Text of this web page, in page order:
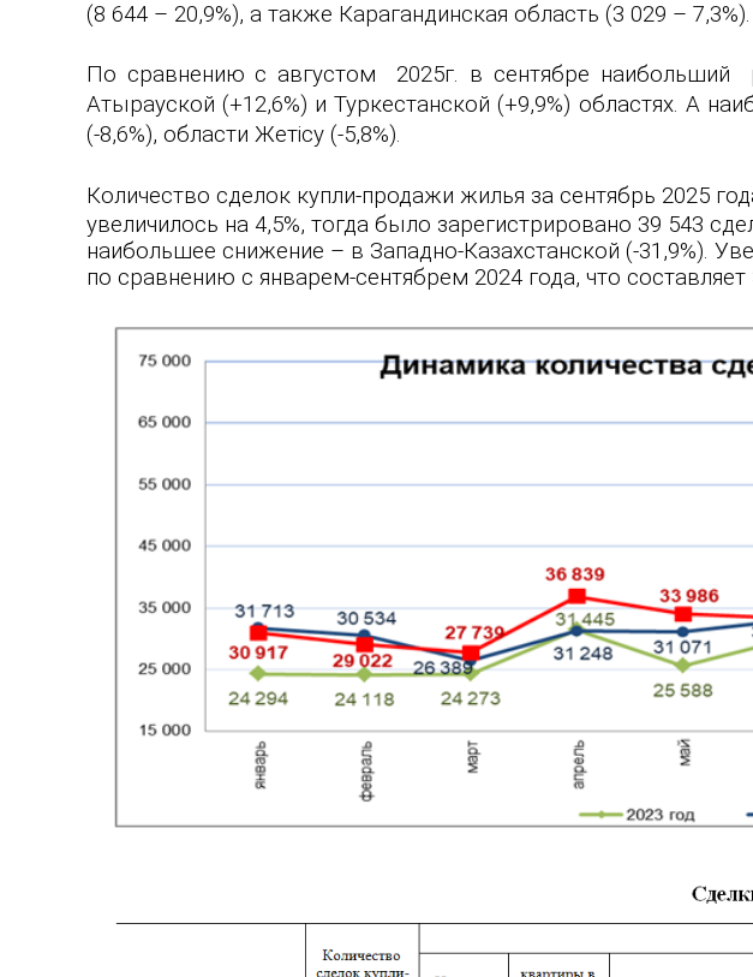
(8 644 – 20,9%), а также Карагандинская область (3 029 –
По сравнению с августом 2025г. в сентябре наибольший
Атырауской (+12,6%) и Туркестанской (+9,9%) областях. А
(-8,6%), области Жетісу (-5,8%).
Количество сделок купли-продажи жилья за сентябрь 2025
увеличилось на 4,5%, тогда было зарегистрировано 39 543
наибольшее снижение – в Западно-Казахстанской (-31,9%).
по сравнению c январем-сентябрем 2024 года, что составляет